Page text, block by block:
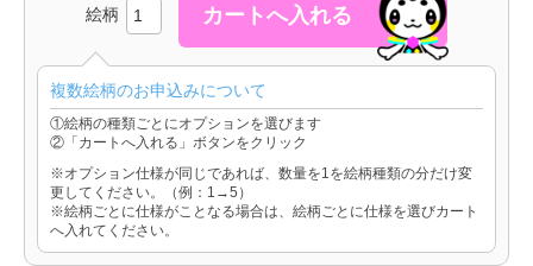
絵柄
複数絵柄のお申込みについて
①絵柄の種類ごとにオプションを選びます
②「カートへ入れる」ボタンをクリック
※オプション仕様が同じであれば、数量を1を絵柄種類の分だけ変
更してください。（例：1→5）
※絵柄ごとに仕様がことなる場合は、絵柄ごとに仕様を選びカート
へ入れてください。